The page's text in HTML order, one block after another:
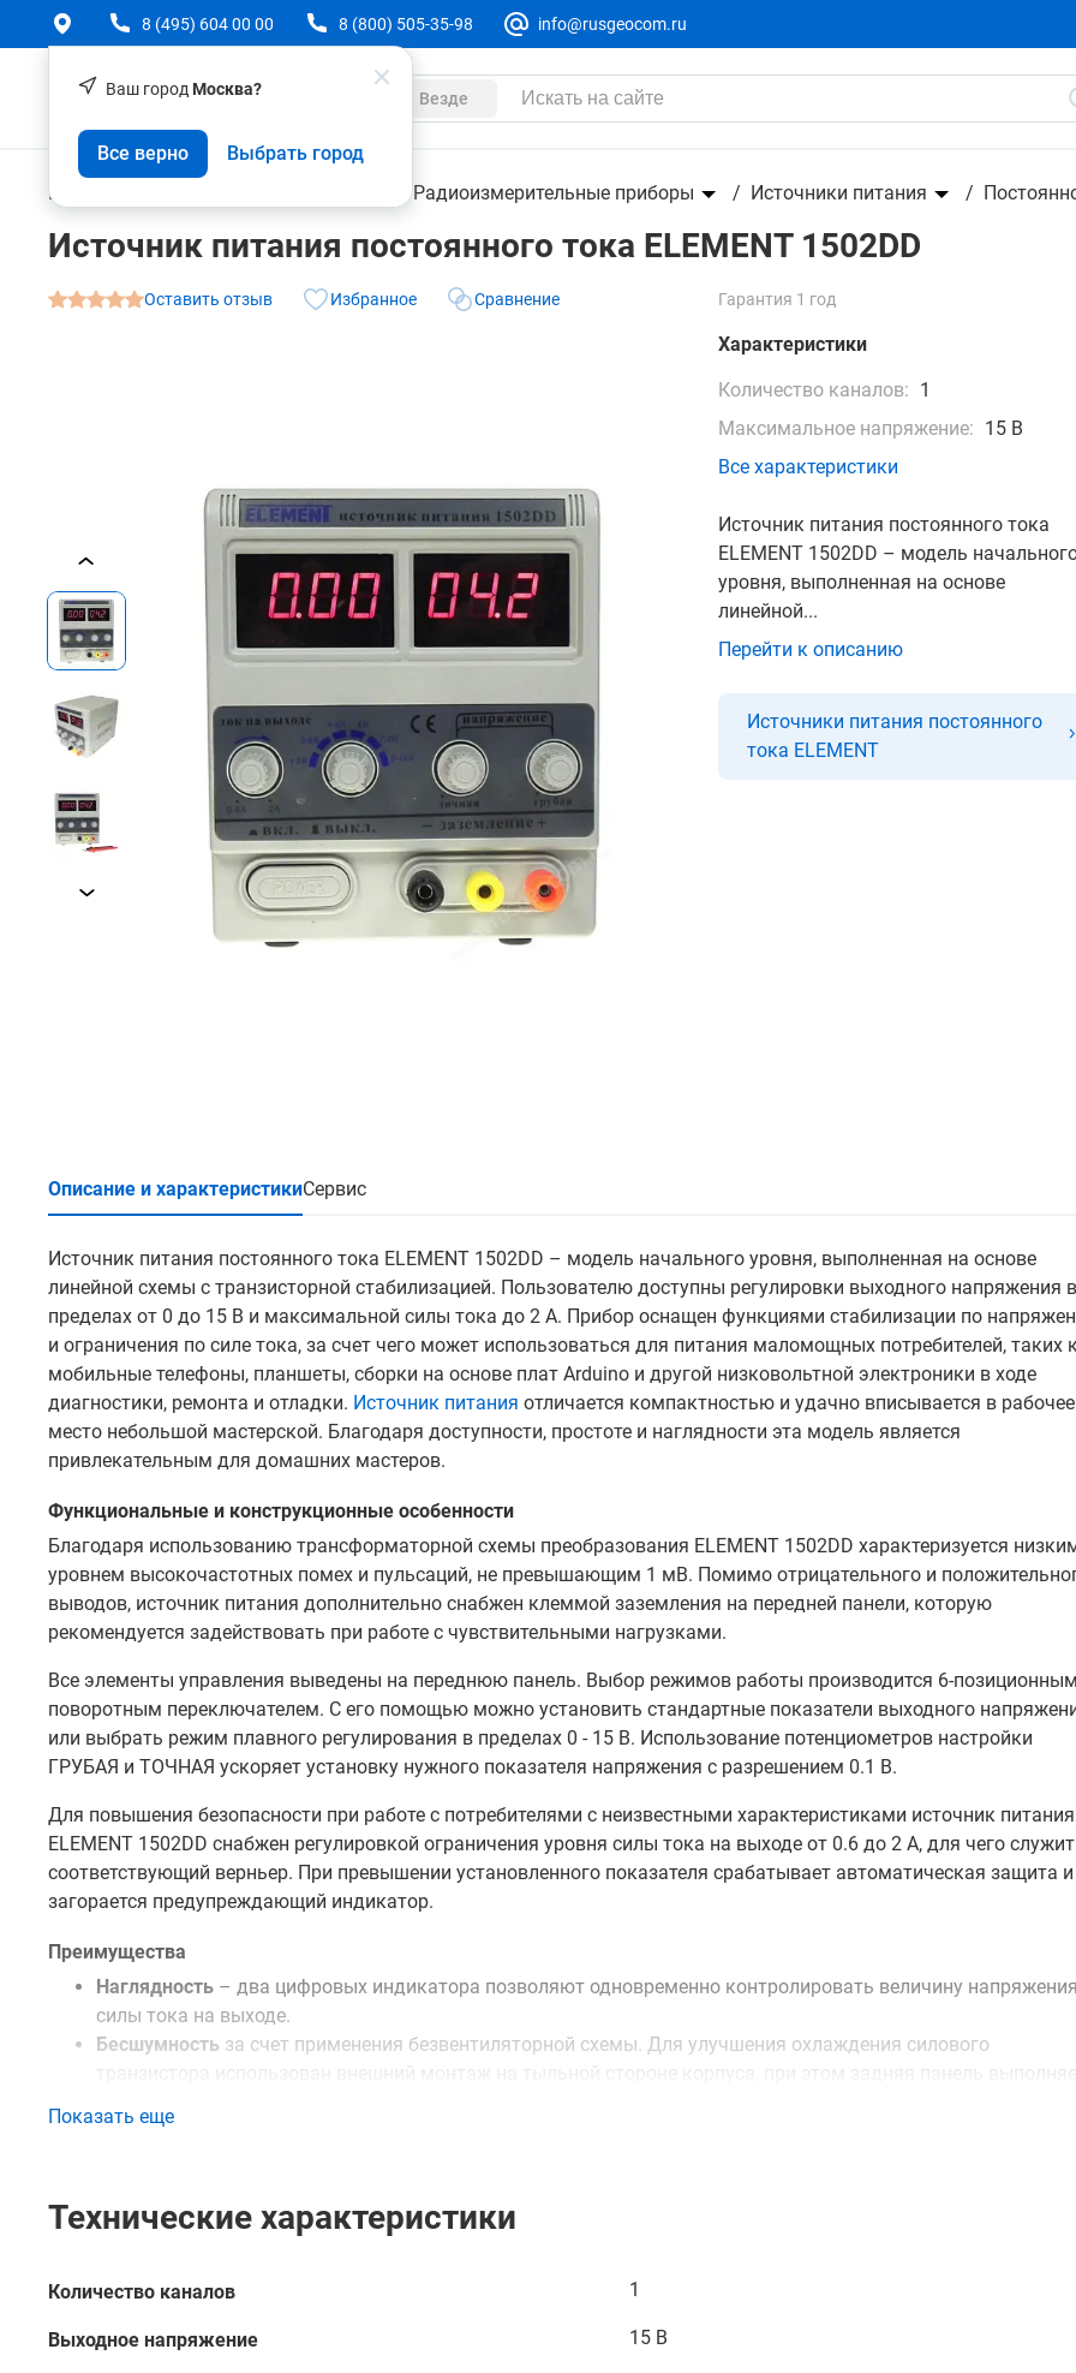
Ваш город Москва?
Все верно Выбрать город
8 (495) 604 00 00 8 (800) 505-35-98 info@rusgeocom.ru
Везде
Контрольно-измерительные приборы Радиоизмерительные приборы Источники питания
Источник питания постоянного тока ELEMENT 1502DD
Оставить отзыв Избранное Сравнение Гарантия 1 год
Характеристики
Количество каналов: 1
Максимальное напряжение: 15 В
Все характеристики
Источник питания постоянного тока
ELEMENT 1502DD – модель
уровня, выполненная на основе
линейной...
Перейти к описанию
Источники питания постоянного
тока ELEMENT
Описание и характеристикиСервис
Источник питания постоянного тока ELEMENT 1502DD
О товаре Характеристики
Источник питания постоянного тока ELEMENT 1502DD – модель начального уровня, выполненная на основе
линейной схемы с транзисторной стабилизацией. Пользователю доступны регулировки выходного напряжения в
пределах от 0 до 15 В и максимальной силы тока до 2 А. Прибор оснащен функциями стабилизации по
и ограничения по силе тока, за счет чего может использоваться для питания маломощных потребителей, таких
мобильные телефоны, планшеты, сборки на основе плат Arduino и другой низковольтной электроники в ходе
диагностики, ремонта и отладки. Источник питания отличается компактностью и удачно вписывается в рабочее
место небольшой мастерской. Благодаря доступности, простоте и наглядности эта модель является
привлекательным для домашних мастеров.
Функциональные и конструкционные особенности
Благодаря использованию трансформаторной схемы преобразования ELEMENT 1502DD характеризуется
уровнем высокочастотных помех и пульсаций, не превышающим 1 мВ. Помимо отрицательного и
выводов, источник питания дополнительно снабжен клеммой заземления на передней панели, которую
рекомендуется задействовать при работе с чувствительными нагрузками.
Все элементы управления выведены на переднюю панель. Выбор режимов работы производится 6-позиционным
поворотным переключателем. С его помощью можно установить стандартные показатели выходного
или выбрать режим плавного регулирования в пределах 0 - 15 В. Использование потенциометров настройки
ГРУБАЯ и ТОЧНАЯ ускоряет установку нужного показателя напряжения с разрешением 0.1 В.
Для повышения безопасности при работе с потребителями с неизвестными характеристиками источник питания
ELEMENT 1502DD снабжен регулировкой ограничения уровня силы тока на выходе от 0.6 до 2 А, для чего служит
соответствующий верньер. При превышении установленного показателя срабатывает автоматическая защита и
загорается предупреждающий индикатор.
Преимущества
Наглядность – два цифровых индикатора позволяют одновременно контролировать величину
силы тока на выходе.
Бесшумность за счет применения безвентиляторной схемы. Для улучшения охлаждения силового
транзистора использован внешний монтаж на тыльной стороне корпуса, при этом задняя панель выполняет
Универсальное подключение
Купить источник питания постоянного тока ELEMENT 1502DD, а также получить консультацию специалистов об
особенностях и преимуществах данного изделия вы можете в нашем
консультантом.
Показать еще
Технические характеристики
Количество каналов 1
Выходное напряжение 15 В